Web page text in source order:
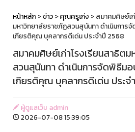
หน้าหลัก>ข่าว>คุณครูเก่ง> สมาคมศิษย์เ
มหาวิทยาลัยราชภัฏสวนสุนันทา ดำเนินการ
เกียรติคุณ บุคลากรดีเด่น ประจำปี 2568
สมาคมศิษย์เก่าโรงเรียนสาธิต
สวนสุนันทา ดำเนินการจัดพิธีมอ
เกียรติคุณ บุคลากรดีเด่น ประจ
ผู้ดูแลเว็บ admin
2026-07-08 15:39:05